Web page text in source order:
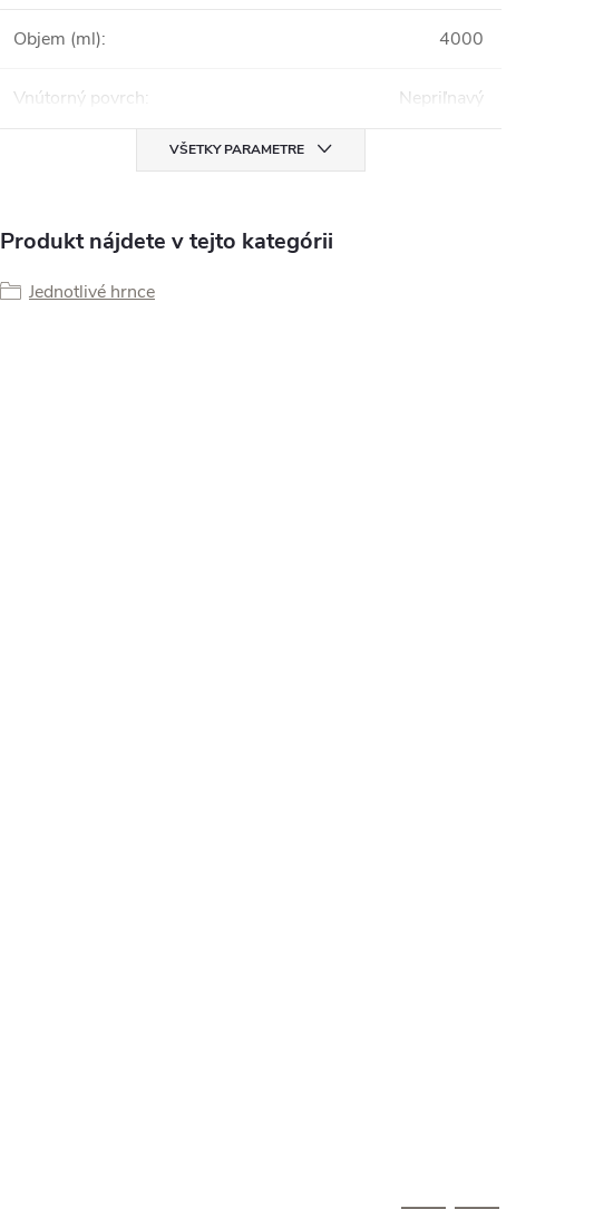
Objem (ml): 4000
Vnútorný povrch: Nepriľnavý
VŠETKY PARAMETRE
Produkt nájdete v tejto kategórii
Jednotlivé hrnce